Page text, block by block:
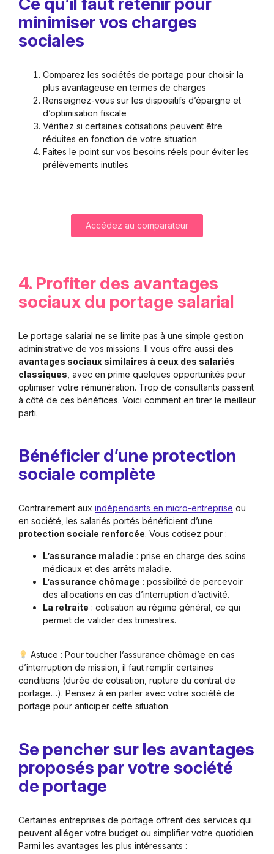
minimiser vos charges
sociales
Comparez les sociétés de portage pour choisir la
plus avantageuse en termes de charges
Renseignez-vous sur les dispositifs d’épargne et
d’optimisation fiscale
Vérifiez si certaines cotisations peuvent être
réduites en fonction de votre situation
Faites le point sur vos besoins réels pour éviter les
prélèvements inutiles
Accédez au comparateur
4. Profiter des avantages
sociaux du portage salarial
Le portage salarial ne se limite pas à une simple gestion
administrative de vos missions. Il vous offre aussi des
avantages sociaux similaires à ceux des salariés
classiques , avec en prime quelques opportunités pour
optimiser votre rémunération. Trop de consultants passent
à côté de ces bénéfices. Voici comment en tirer le meilleur
parti.
Bénéficier d’une protection
sociale complète
Contrairement aux indépendants en micro-entreprise ou
en société, les salariés portés bénéficient d’une
protection sociale renforcée. Vous cotisez pour :
L’assurance maladie : prise en charge des soins
médicaux et des arrêts maladie.
L’assurance chômage : possibilité de percevoir
des allocations en cas d’interruption d’activité.
La retraite : cotisation au régime général, ce qui
permet de valider des trimestres.
Astuce : Pour toucher l’assurance chômage en cas
d’interruption de mission, il faut remplir certaines
conditions (durée de cotisation, rupture du contrat de
portage…). Pensez à en parler avec votre société de
portage pour anticiper cette situation.
Se pencher sur les avantages
proposés par votre société
de portage
Certaines entreprises de portage offrent des services qui
peuvent alléger votre budget ou simplifier votre quotidien.
Parmi les avantages les plus intéressants :